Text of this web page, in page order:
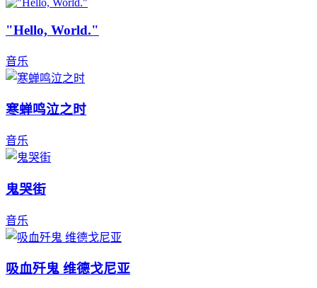
"Hello, World."
音乐
寒蝉鸣泣之时
音乐
鬼哭街
音乐
吸血歼鬼 维德戈尼亚